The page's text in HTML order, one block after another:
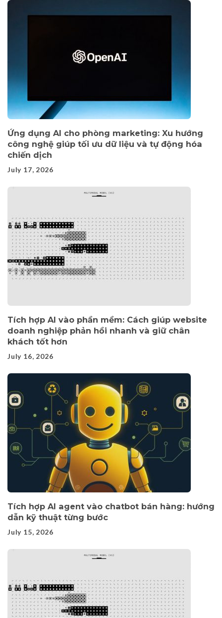
Ứng dụng AI cho phòng marketing: Xu hướng
công nghệ giúp tối ưu dữ liệu và tự động hóa
chiến dịch
July 17, 2026
Tích hợp AI vào phần mềm: Cách giúp website
doanh nghiệp phản hồi nhanh và giữ chân
khách tốt hơn
July 16, 2026
Tích hợp AI agent vào chatbot bán hàng: hướng
dẫn kỹ thuật từng bước
July 15, 2026